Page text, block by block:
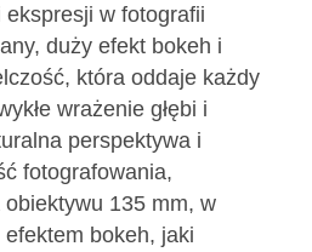
w fotografii
duży efekt bokeh i
która oddaje każdy
wrażenie głębi i
perspektywa i
fotografowania,
135 mm, w
efektem bokeh, jaki